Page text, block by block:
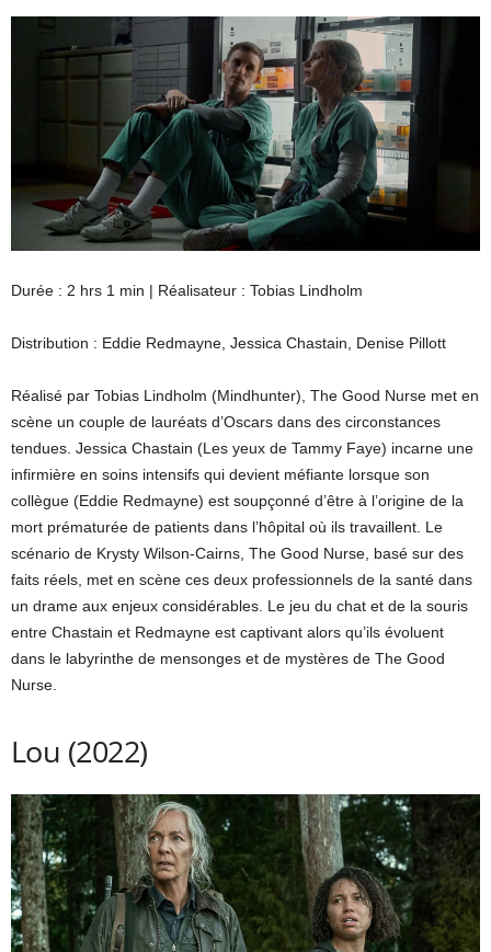
Durée : 2 hrs 1 min | Réalisateur : Tobias Lindholm
Distribution : Eddie Redmayne, Jessica Chastain, Denise Pillott
Réalisé par Tobias Lindholm (Mindhunter), The Good Nurse met en
scène un couple de lauréats d’Oscars dans des circonstances
tendues. Jessica Chastain (Les yeux de Tammy Faye) incarne une
infirmière en soins intensifs qui devient méfiante lorsque son
collègue (Eddie Redmayne) est soupçonné d’être à l’origine de la
mort prématurée de patients dans l’hôpital où ils travaillent. Le
scénario de Krysty Wilson-Cairns, The Good Nurse, basé sur des
faits réels, met en scène ces deux professionnels de la santé dans
un drame aux enjeux considérables. Le jeu du chat et de la souris
entre Chastain et Redmayne est captivant alors qu’ils évoluent
dans le labyrinthe de mensonges et de mystères de The Good
Nurse.
Lou (2022)